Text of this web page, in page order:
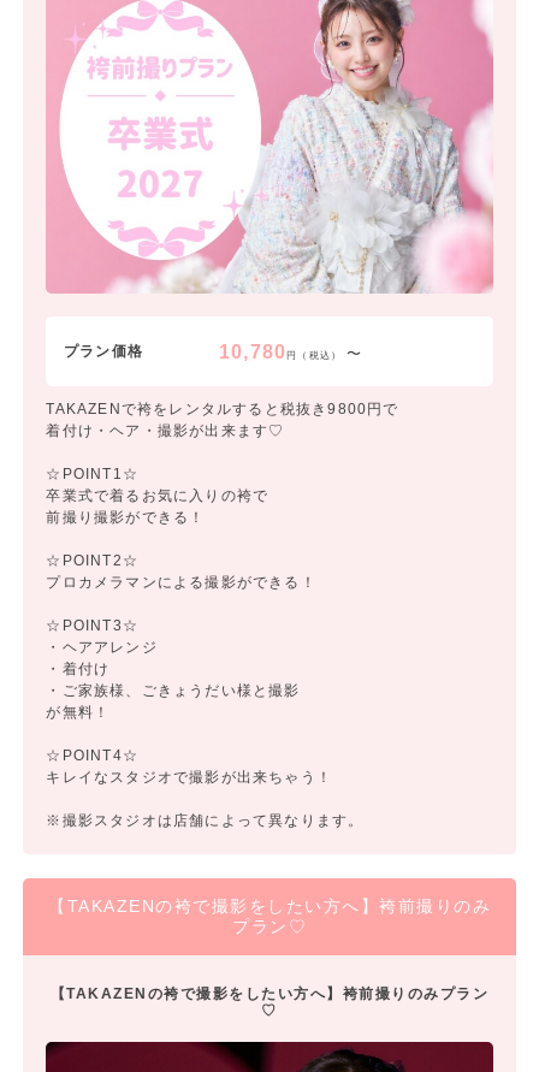
プラン価格 10,780円（税込） 〜
TAKAZENで袴をレンタルすると税抜き9800円で
着付け・ヘア・撮影が出来ます♡
☆POINT1☆
卒業式で着るお気に入りの袴で
前撮り撮影ができる！
☆POINT2☆
プロカメラマンによる撮影ができる！
☆POINT3☆
・ヘアアレンジ
・着付け
・ご家族様、ごきょうだい様と撮影
が無料！
☆POINT4☆
キレイなスタジオで撮影が出来ちゃう！
※撮影スタジオは店舗によって異なります。
【TAKAZENの袴で撮影をしたい方へ】袴前撮りのみ
プラン♡
【TAKAZENの袴で撮影をしたい方へ】袴前撮りのみプラン
♡